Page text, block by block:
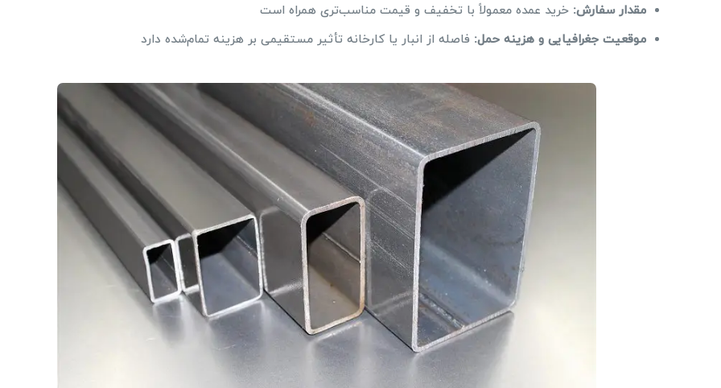
مقدار سفارش: خرید عمده معمولاً با تخفیف و قیمت مناسب‌تری همراه است
موقعیت جغرافیایی و هزینه حمل: فاصله از انبار یا کارخانه تأثیر مستقیمی بر هزینه تمام‌شده دارد